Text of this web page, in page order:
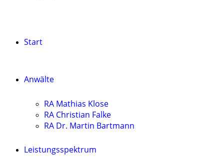
Start
Anwälte
RA Mathias Klose
RA Christian Falke
RA Dr. Martin Bartmann
Leistungsspektrum